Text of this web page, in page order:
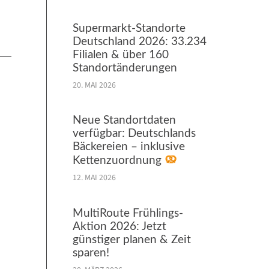
Supermarkt-Standorte
Deutschland 2026: 33.234
Filialen & über 160
Standortänderungen
20. MAI 2026
Neue Standortdaten
verfügbar: Deutschlands
Bäckereien – inklusive
Kettenzuordnung
12. MAI 2026
MultiRoute Frühlings-
Aktion 2026: Jetzt
günstiger planen & Zeit
sparen!